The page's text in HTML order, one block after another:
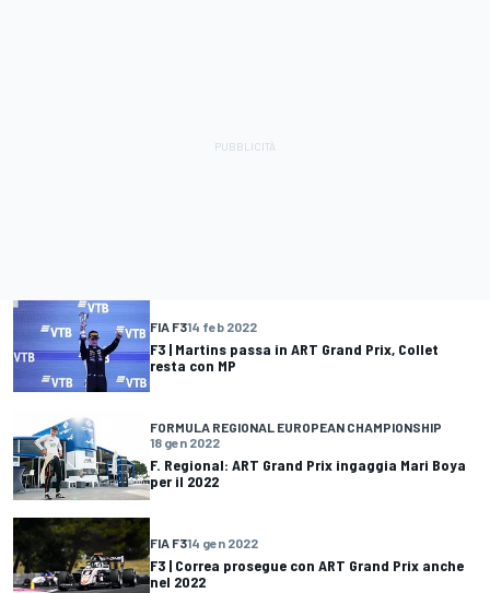
FIA F314 feb 2022
F3 | Martins passa in ART Grand Prix, Collet
resta con MP
FORMULA REGIONAL EUROPEAN CHAMPIONSHIP
18 gen 2022
F. Regional: ART Grand Prix ingaggia Mari Boya
per il 2022
FIA F314 gen 2022
F3 | Correa prosegue con ART Grand Prix anche
nel 2022